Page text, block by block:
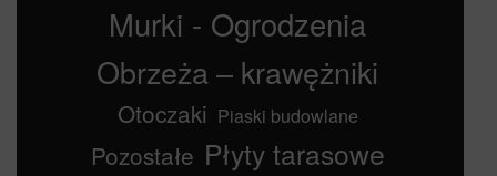
Murki - Ogrodzenia
Obrzeża – krawężniki
Otoczaki Piaski budowlane
Pozostałe Płyty tarasowe